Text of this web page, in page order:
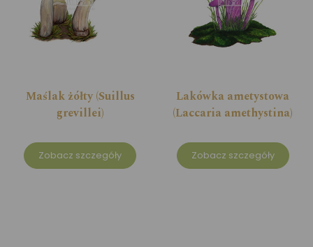
Maślak żółty (Suillus
grevillei)
Zobacz szczegóły
Lakówka ametystowa
(Laccaria amethystina)
Zobacz szczegóły